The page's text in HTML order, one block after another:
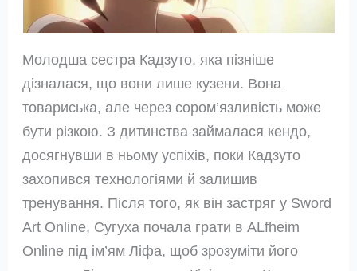
Молодша сестра Кадзуто, яка пізніше
дізналася, що вони лише кузени. Вона
товариська, але через сором’язливість може
бути різкою. З дитинства займалася кендо,
досягнувши в ньому успіхів, поки Кадзуто
захопився технологіями й залишив
тренування. Після того, як він застряг у Sword
Art Online, Сугуха почала грати в ALfheim
Online під ім’ям Ліфа, щоб зрозуміти його